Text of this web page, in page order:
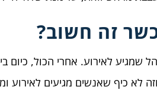
כשר זה חשוב?
שמגיע לאירוע. אחרי הכול,
לא כיף שאנשים מגיעים לאירוע